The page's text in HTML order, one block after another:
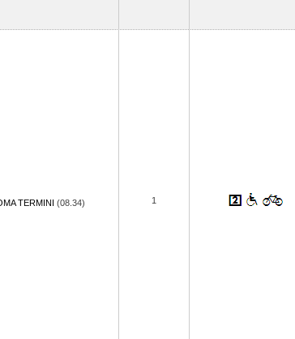
TERMINI (08.34) 1